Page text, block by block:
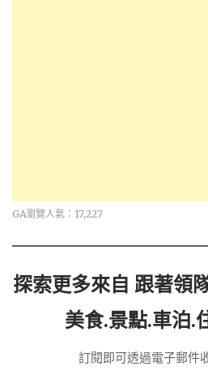
GA瀏覽人氣：17,227
探索更多來自 跟著領
美食.景點.車泊.
訂閱即可透過電子郵件